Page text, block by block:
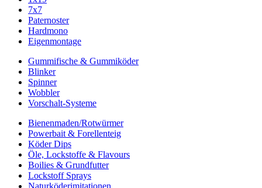
7x7
Paternoster
Hardmono
Eigenmontage
Gummifische & Gummiköder
Blinker
Spinner
Wobbler
Vorschalt-Systeme
Bienenmaden/Rotwürmer
Powerbait & Forellenteig
Köder Dips
Öle, Lockstoffe & Flavours
Boilies & Grundfutter
Lockstoff Sprays
Naturköderimitationen